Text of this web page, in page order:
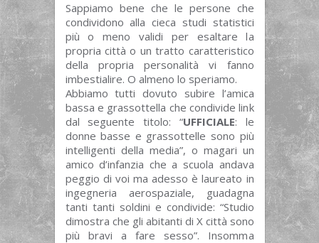
Sappiamo bene che le persone che
condividono alla cieca studi statistici
più o meno validi per esaltare la
propria città o un tratto caratteristico
della propria personalità vi fanno
imbestialire. O almeno lo speriamo.
Abbiamo tutti dovuto subire l’amica
bassa e grassottella che condivide link
dal seguente titolo: “UFFICIALE: le
donne basse e grassottelle sono più
intelligenti della media”, o magari un
amico d’infanzia che a scuola andava
peggio di voi ma adesso è laureato in
ingegneria aerospaziale, guadagna
tanti tanti soldini e condivide: “Studio
dimostra che gli abitanti di X città sono
più bravi a fare sesso”. Insomma